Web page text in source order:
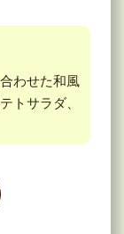
わせた和風
トサラダ、